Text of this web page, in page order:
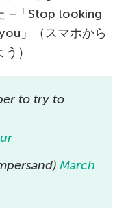
−「Stop looking
」（スマホから
）
to try to
March